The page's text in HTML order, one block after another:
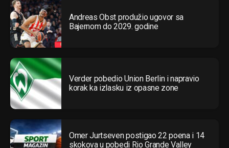
Andreas Obst produžio ugovor sa
Bajernom do 2029. godine
Verder pobedio Union Berlin i napravio
korak ka izlasku iz opasne zone
Omer Jurtseven postigao 22 poena i 14
skokova u pobedi Rio Grande Valley
Reddit